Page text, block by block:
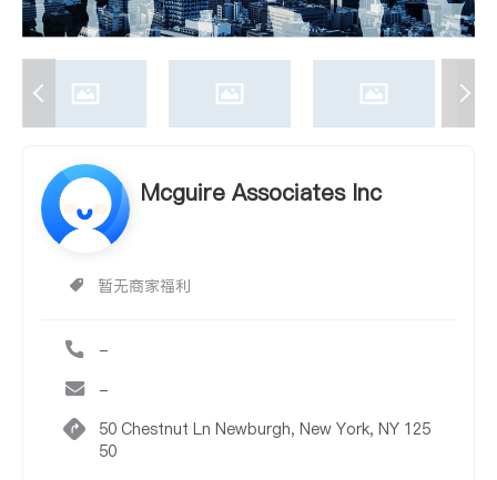
Mcguire Associates Inc
暂无商家福利
-
-
50 Chestnut Ln Newburgh, New York, NY 125
50